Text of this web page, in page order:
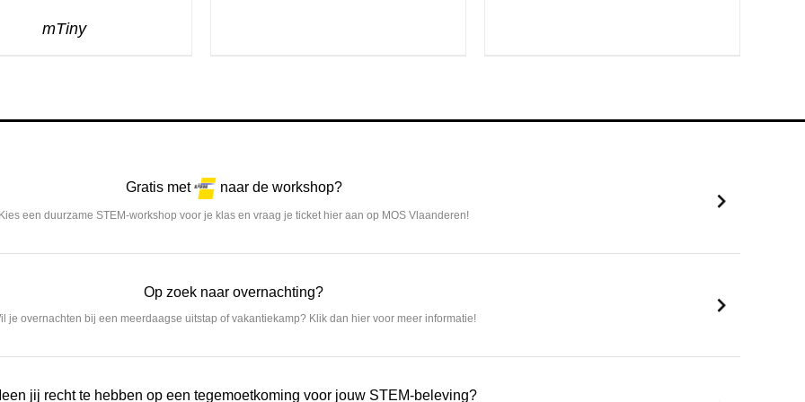
mTiny
Gratis met naar de workshop?
een duurzame STEM-workshop voor je klas en vraag je ticket hier aan op MOS Vlaanderen!
Op zoek naar overnachting?
je overnachten bij een meerdaagse uitstap of vakantiekamp? Klik dan hier voor meer informatie!
jij recht te hebben op een tegemoetkoming voor jouw STEM-beleving?